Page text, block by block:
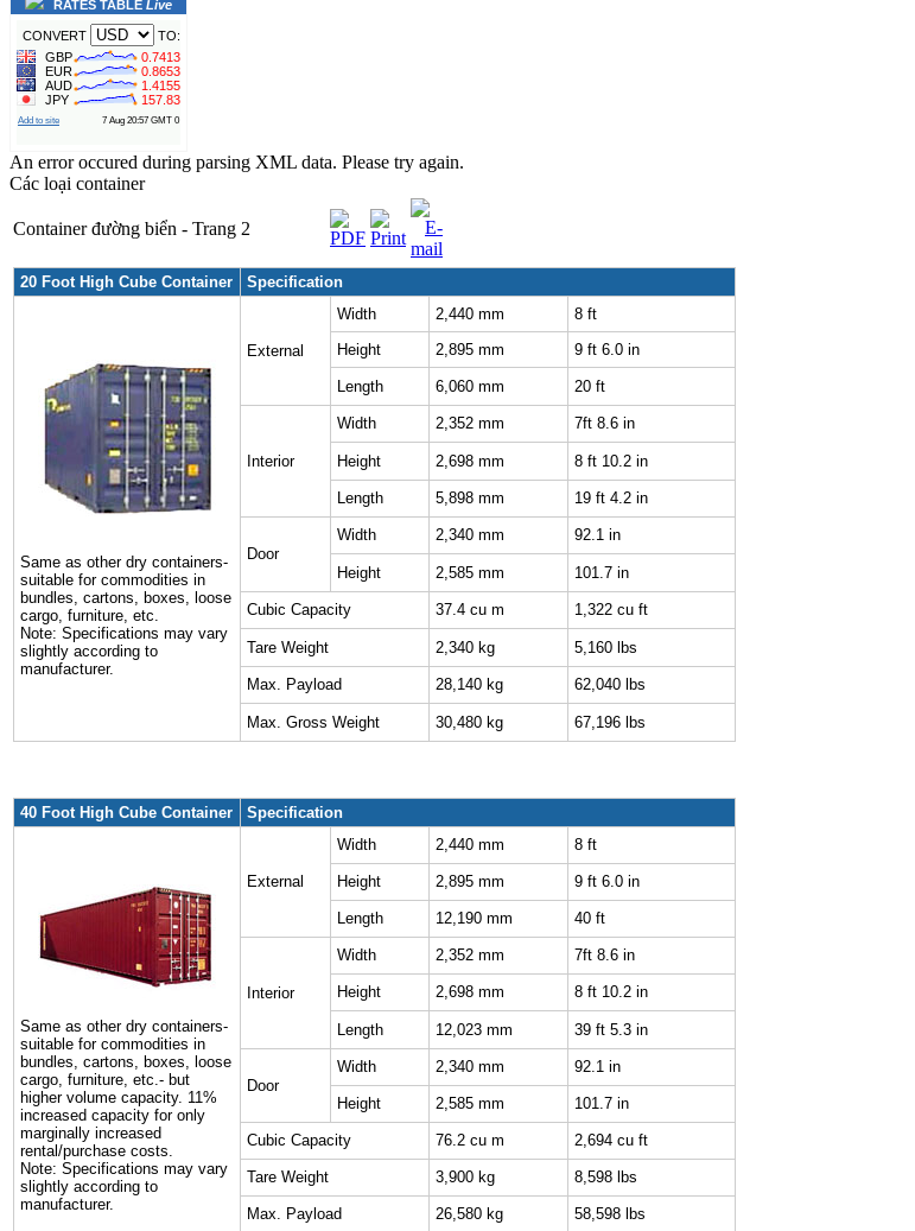
RATES TABLE Live
An error occured during parsing XML data. Please try again.
Các loại container
Container đường biển - Trang 2
20 Foot High Cube Container Specification
Same as other dry containers-
suitable for commodities in
bundles, cartons, boxes, loose
cargo, furniture, etc.
Note: Specifications may vary
slightly according to
manufacturer.
External
Width 2,440 mm
8 ft
Height
2,895 mm 9 ft 6.0 in
Length 6,060 mm 20 ft
Interior
Width 2,352 mm 7ft 8.6 in
Height 2,698 mm 8 ft 10.2 in
Length 5,898 mm 19 ft 4.2 in
Door
Width 2,340 mm 92.1 in
Height 2,585 mm 101.7 in
Cubic Capacity 37.4 cu m 1,322 cu ft
Tare Weight 2,340 kg 5,160 lbs
Max. Payload 28,140 kg 62,040 lbs
Max. Gross Weight 30,480 kg 67,196 lbs
40 Foot High Cube Container Specification
Same as other dry containers-
suitable for commodities in
bundles, cartons, boxes, loose
cargo, furniture, etc.- but
higher volume capacity. 11%
increased capacity for only
marginally increased
rental/purchase costs.
Note: Specifications may vary
slightly according to
manufacturer.
External
Width 2,440 mm 8 ft
Height 2,895 mm 9 ft 6.0 in
Length 12,190 mm 40 ft
Interior
Width 2,352 mm 7ft 8.6 in
Height 2,698 mm 8 ft 10.2 in
Length 12,023 mm 39 ft 5.3 in
Door
Width 2,340 mm 92.1 in
Height 2,585 mm 101.7 in
Cubic Capacity 76.2 cu m 2,694 cu ft
Tare Weight 3,900 kg 8,598 lbs
Max. Payload 26,580 kg 58,598 lbs